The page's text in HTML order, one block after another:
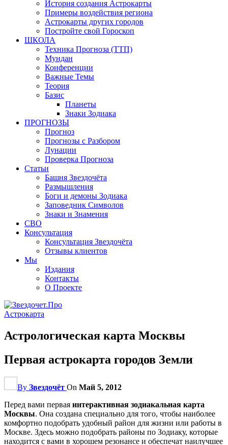
История создания Астрокарты
Примеры воздействия региона
Астрокарты других городов
Постройте свой Гороскоп
ШКОЛА
Техника Прогноза (ТТП)
Мундан
Конференции
Важные Темы
Теория
Базис
Планеты
Знаки Зодиака
ПРОГНОЗЫ
Прогноз
Прогнозы с Разбором
Лунации
Проверка Прогноза
Статьи
Башня Звездочёта
Размышления
Боги и демоны Зодиака
Заповедник Символов
Знаки и Знамения
СВО
Консультация
Консультация Звездочёта
Отзывы клиентов
Мы
Издания
Контакты
О Проекте
Астрокарта
Астрологическая карта Москвы
Первая астрокарта городов Земли
By Звездочёт On Май 5, 2012
Перед вами первая интерактивная зодиакальная карта
Москвы. Она создана специально для того, чтобы наиболее
комфортно подобрать удобный район для жизни или работы в
Москве. Здесь можно подобрать районы по Зодиаку, которые
находится с вами в хорошем резонансе и обеспечат наилучшее